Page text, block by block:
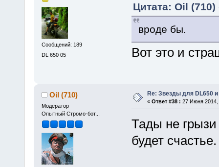
Сообщений: 189
DL 650 05
Цитата: Oil
вроде бы.
Вот это и
Oil (710)
Модератор
Опытный Стромо-бот...
Re: Звезды для DL650 и
« Ответ #38 : 27 Июня 2014,
Тады не грызи
будет счастье.